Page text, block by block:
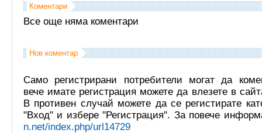
Коментари
Все още няма коментари
Нов коментар
Само регистрирани потребители могат да
вече имате регистрация можете да влезете в
В противен случай можете да се регистирате
"Вход" и избере "Регистрация". За повече
n.net/index.php/url14729